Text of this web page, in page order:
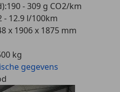
:190 - 309 g CO2/km
- 12.9 l/100km
x 1906 x 1875 mm
kg
gegevens